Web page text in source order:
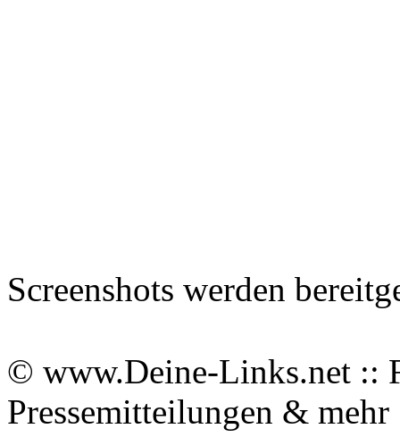
Screenshots werden
© www.Deine-Links.net ::
Pressemitteilungen &